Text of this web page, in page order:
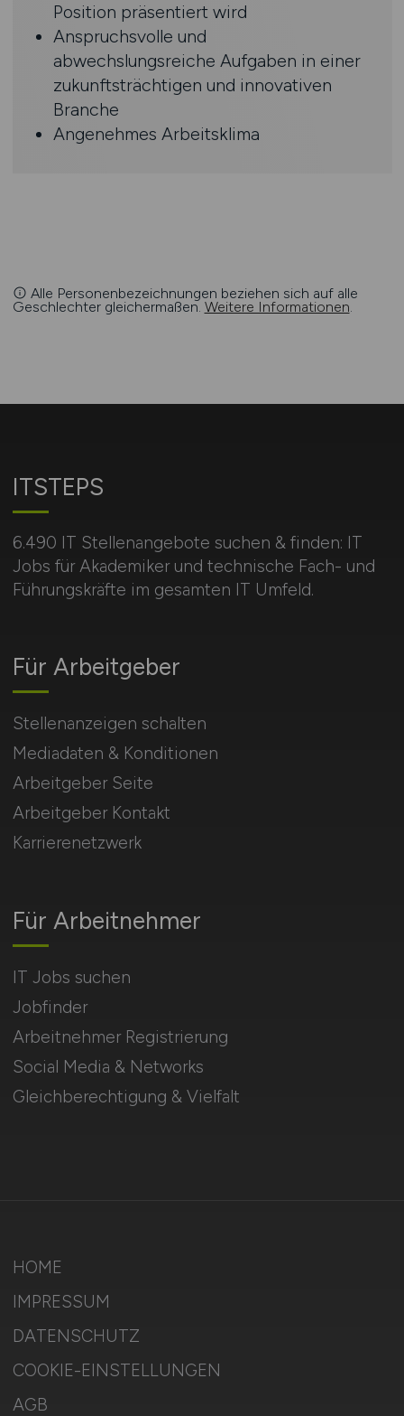
Position präsentiert wird
Anspruchsvolle und
abwechslungsreiche Aufgaben in einer
zukunftsträchtigen und innovativen
Branche­
Angenehmes Arbeitsklima
Alle Personenbezeichnungen beziehen sich auf alle
Geschlechter gleichermaßen. Weitere Informationen
ITSTEPS
6.490 IT Stellenangebote suchen & finden: IT
Jobs für Akademiker und technische Fach- und
Führungskräfte im gesamten IT Umfeld.
Für Arbeitnehmer
IT Jobs suchen
Jobfinder
Arbeitnehmer Registrierung
Social Media & Networks
Gleichberechtigung & Vielfalt
Für Arbeitgeber
Stellenanzeigen schalten
Mediadaten & Konditionen
Arbeitgeber Seite
Arbeitgeber Kontakt
Karrierenetzwerk
HOME
IMPRESSUM
DATENSCHUTZ
COOKIE-EINSTELLUNGEN
AGB